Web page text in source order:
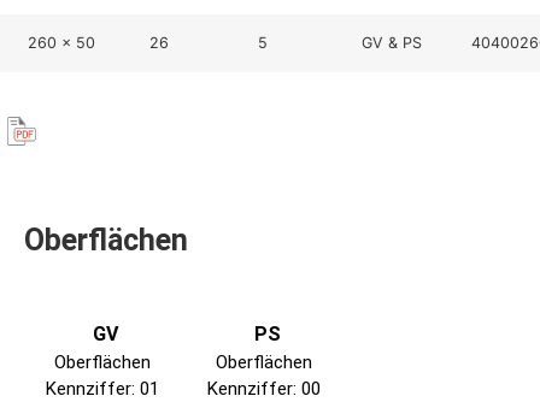
260 x 50 26 5 GV & PS
Oberflächen
GV
Oberflächen
Kennziffer: 01
PS
Oberflächen
Kennziffer: 00